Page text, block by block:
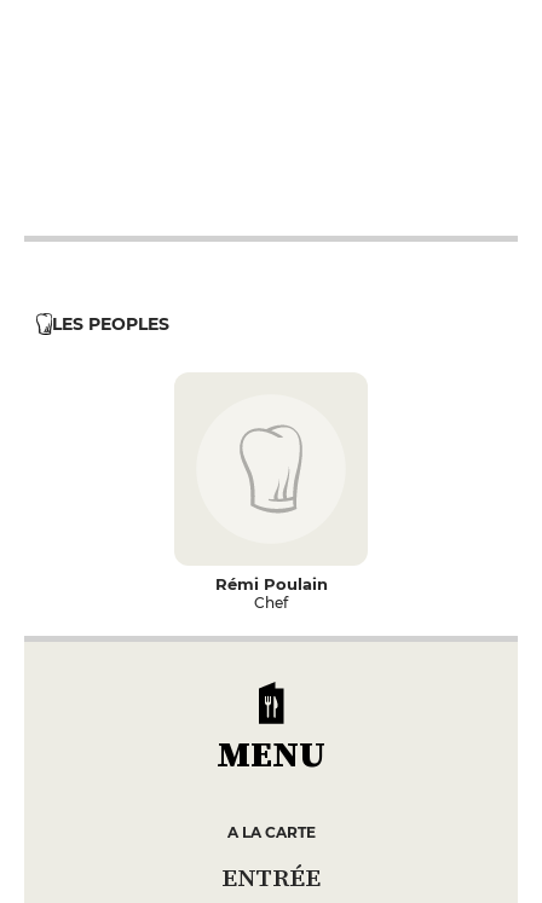
LES PEOPLES
Rémi Poulain
Chef
MENU
A LA CARTE
ENTRÉE